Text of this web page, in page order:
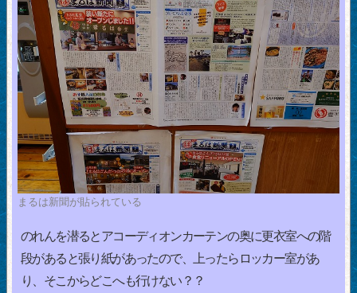
まるは新聞が貼られている
のれんを潜るとアコーディオンカーテンの奥に更衣室への階
段があると張り紙があったので、上ったらロッカー室があ
り、そこからどこへも行けない？？